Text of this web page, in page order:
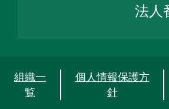
法
組織一
覧
個人情報保護方
針